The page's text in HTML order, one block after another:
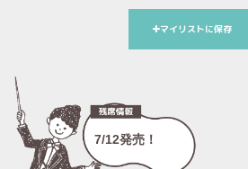
マイリストに保存
7/12発売！